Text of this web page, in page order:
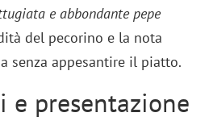
e abbondante pepe
del pecorino e la nota
senza appesantire il piatto.
e presentazione